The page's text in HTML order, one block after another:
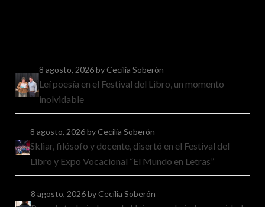
8 agosto, 2026by Cecilia Soberón
Leí poesía en el Festival del Libro, un momento
inolvidable
8 agosto, 2026by Cecilia Soberón
Skliar, filósofo y docente, disertó en el Festival del
Libro y Expo Vocacional “El Mundo en Letras”
8 agosto, 2026by Cecilia Soberón